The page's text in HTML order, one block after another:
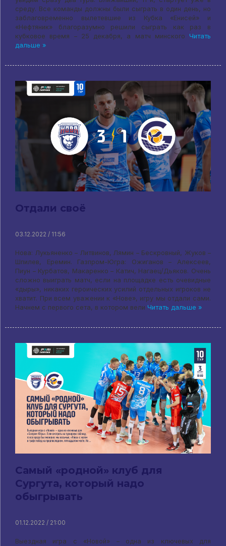
среду. Все команды должны были сыграть в один день, но
заблаговременно вылетевшие из Кубка «Енисей» и
«Нефтяник» благоразумно решили сыграть как раз в
кубковое время – 25 декабря, а матч минского Читать
дальше »
Отдали своё
03.12.2022 / 11:56
Нова: Лукьяненко – Литвинов, Лямин – Бескровный, Жуков –
Шпилев, Еремин. Газпром-Югра: Ожиганов – Алексеев,
Пиун – Курбатов, Макаренко – Катич, Нагаец/Дьяков. Очень
сложно выиграть матч, если на площадке есть очевидные
«дыры», никаких героических усилий отдельных игроков не
хватит. При всем уважении к «Нове», игру мы отдали сами.
Начнем с первого сета, в котором вели Читать дальше »
Самый «родной» клуб для
Сургута, который надо
обыгрывать
01.12.2022 / 21:00
Выездная игра с «Новой» – одна из ключевых для